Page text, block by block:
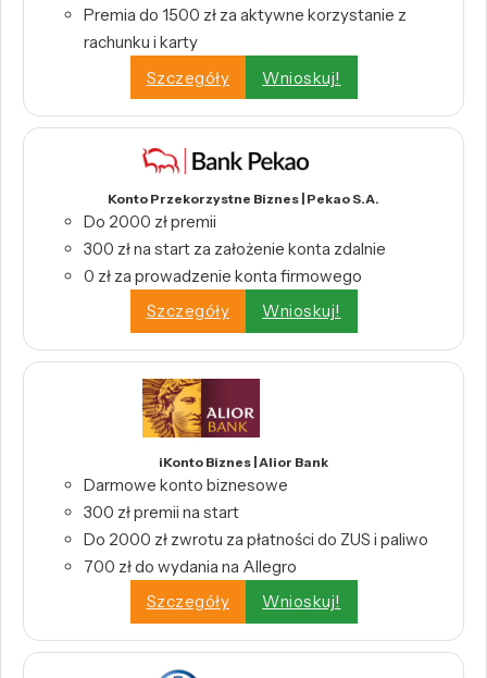
Premia do 1500 zł za aktywne korzystanie z
rachunku i karty
Szczegóły
Wnioskuj!
Konto Przekorzystne Biznes | Pekao S.A.
Do 2000 zł premii
300 zł na start za założenie konta zdalnie
0 zł za prowadzenie konta firmowego
Szczegóły
Wnioskuj!
iKonto Biznes | Alior Bank
Darmowe konto biznesowe
300 zł premii na start
Do 2000 zł zwrotu za płatności do ZUS i paliwo
700 zł do wydania na Allegro
Szczegóły
Wnioskuj!